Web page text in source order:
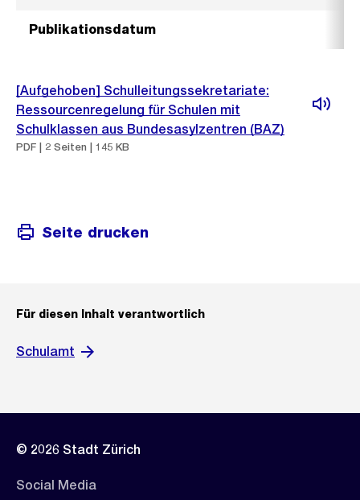
Publikationsdatum
[Aufgehoben] Schulleitungssekretariate:
Ressourcenregelung für Schulen mit
Schulklassen aus Bundesasylzentren (BAZ)
PDF | 2 Seiten | 145 KB
Seite drucken
Für diesen Inhalt verantwortlich
Schulamt
© 2026 Stadt Zürich
Social Media